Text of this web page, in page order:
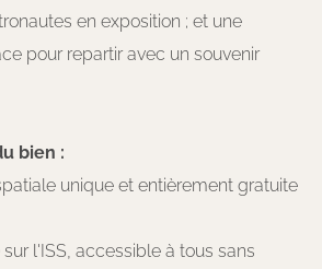
en exposition ; et une
pour repartir avec un souvenir
bien :
unique et entièrement gratuite
l'ISS, accessible à tous sans